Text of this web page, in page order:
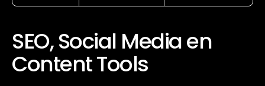
SEO, Social Media en
Content Tools